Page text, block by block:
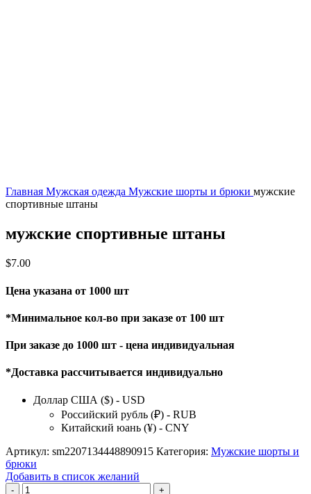
Главная Мужская одежда Мужские шорты и брюки мужские
спортивные штаны
мужские спортивные штаны
$7.00
Цена указана от 1000 шт
*Минимальное кол-во при заказе от 100 шт
При заказе до 1000 шт - цена индивидуальная
*Доставка рассчитывается индивидуально
Доллар США ($) - USD
Российский рубль (₽) - RUB
Китайский юань (¥) - CNY
Артикул: sm2207134448890915 Категория: Мужские шорты и
брюки
Добавить в список желаний
Количество